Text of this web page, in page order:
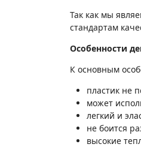
Так как мы
стандартам
Особенности
К основным
пластик не
может
легкий и
не боится
высокие